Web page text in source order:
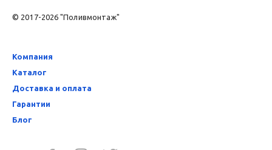
© 2017-2026 "Поливмонтаж"
Компания
Каталог
Доставка и оплата
Гарантии
Блог